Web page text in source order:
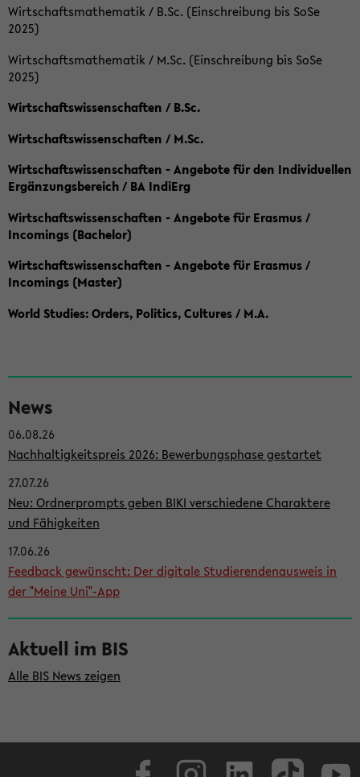
Wirtschaftsmathematik / B.Sc. (Einschreibung bis SoSe
2025)
Wirtschaftsmathematik / M.Sc. (Einschreibung bis SoSe
2025)
Wirtschaftswissenschaften / B.Sc.
Wirtschaftswissenschaften / M.Sc.
Wirtschaftswissenschaften - Angebote für den Individuellen
Ergänzungsbereich / BA IndiErg
Wirtschaftswissenschaften - Angebote für Erasmus /
Incomings (Bachelor)
Wirtschaftswissenschaften - Angebote für Erasmus /
Incomings (Master)
World Studies: Orders, Politics, Cultures / M.A.
e
i
t
e
n
l
e
i
s
t
e
News
06.08.26
Nachhaltigkeitspreis 2026: Bewerbungsphase gestartet
27.07.26
Neu: Ordnerprompts geben BIKI verschiedene Charaktere
und Fähigkeiten
17.06.26
Feedback gewünscht: Der digitale Studierendenausweis in
der "Meine Uni"-App
Aktuell im BIS
Alle BIS News zeigen